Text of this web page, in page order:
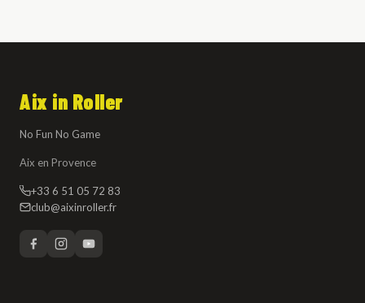
Aix in Roller
No Fun No Game
Aix en Provence
+33 6 51 05 72 83
club@aixinroller.fr